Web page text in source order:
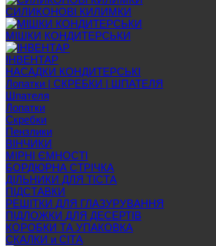
СИЛИКОНОВІ КИЛИМКИ
МІШКИ КОНДИТЕРСЬКИ
ІНВЕНТАР
НАСАДКИ КОНДИТЕРСЬКІ
Лопатки | СКРЕБКИ | ШПАТЕЛЯ
Шпателя
Лопатки
Скребки
Пензлики
ВІНЧИКИ
МІРНІ ЄМНОСТІ
БОРДЮРНА СТРІЧКА
ДІЛЬНИКИ ДЛЯ ТІСТА
ПІДСТАВКИ
РЕШІТКИ ДЛЯ ГЛАЗУРУВАННЯ
ПІДЛОЖКИ ДЛЯ ДЕСЕРТІВ
КОРОБКИ ТА УПАКОВКА
СКАЛКИ и СІТА